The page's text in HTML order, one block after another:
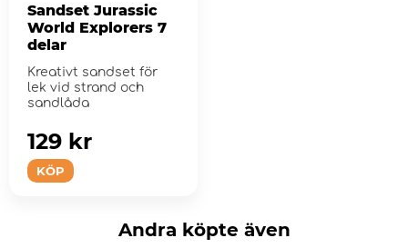
Sandset Jurassic
World Explorers 7
delar
Kreativt sandset för
lek vid strand och
sandlåda
KÖP
129 kr
Andra köpte även